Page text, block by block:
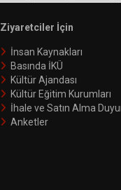
Ziyaretciler İçin
İnsan Kaynakları
Basında İKÜ
Kültür Ajandası
Kültür Eğitim Kurumları
İhale ve Satın Alma
Anketler